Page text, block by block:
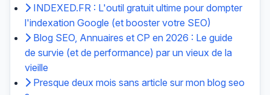
INDEXED.FR : L'outil gratuit ultime pour dompter
l'indexation Google (et booster votre SEO)
Blog SEO, Annuaires et CP en 2026 : Le guide
de survie (et de performance) par un vieux de la
vieille
Presque deux mois sans article sur mon blog seo